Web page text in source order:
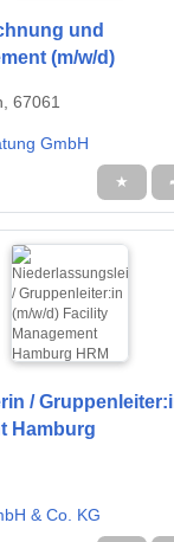
und
(m/w/d)
67061
GmbH
★
/
Hamburg
& Co. KG